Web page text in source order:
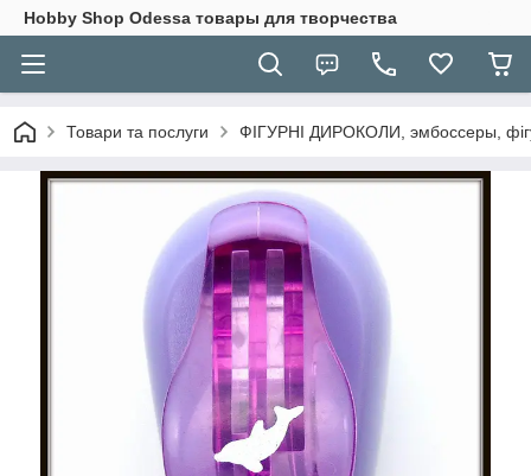
Hobbу Shop Odessa товары для творчества
Товари та послуги ФІГУРНІ ДИРОКОЛИ, эмбоссеры,